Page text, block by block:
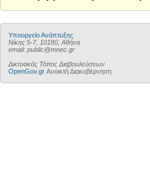
Υπουργείο Ανάπτυξης
Νίκης 5-7, 10180, Αθήνα
email: public@mnec.gr
Δικτυακός Τόπος Διαβουλεύσεων
OpenGov.gr Ανοικτή Διακυβέρνηση